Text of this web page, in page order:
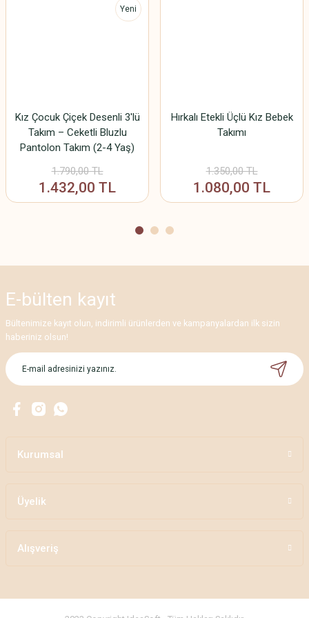
Ürün açıklamasında eksik bilgiler bulunuyor.
Yeni
Kız Çocuk Çiçek Desenli 3'lü
Takım – Ceketli Bluzlu
Pantolon Takım (2-4 Yaş)
1.790,00 TL
1.432,00 TL
Hırkalı Etekli Üçlü Kız Bebek
Takımı
1.350,00 TL
1.080,00 TL
E-bülten kayıt
Bültenimize kayıt olun, indirimli ürünlerden ve kampanyalardan ilk sizin
haberiniz olsun!
Kurumsal
Üyelik
Alışveriş